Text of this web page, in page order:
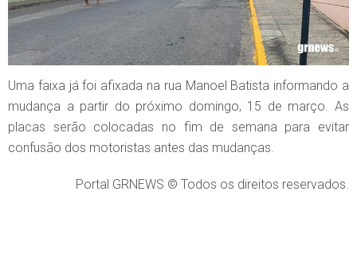
Uma faixa já foi afixada na rua Manoel Batista informando a
mudança a partir do próximo domingo, 15 de março. As
placas serão colocadas no fim de semana para evitar
confusão dos motoristas antes das mudanças.
Portal GRNEWS © Todos os direitos reservados.